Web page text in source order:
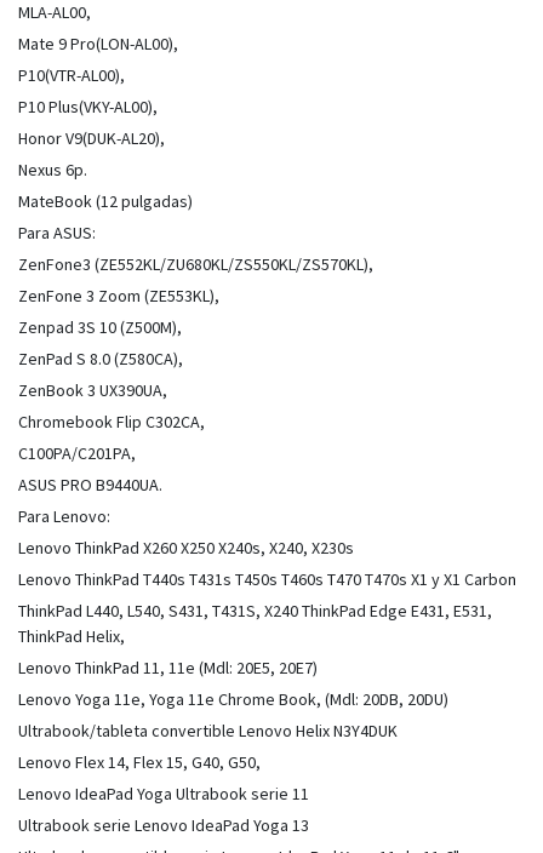
MLA-AL00,
Mate 9 Pro(LON-AL00),
P10(VTR-AL00),
P10 Plus(VKY-AL00),
Honor V9(DUK-AL20),
Nexus 6p.
MateBook (12 pulgadas)
Para ASUS:
ZenFone3 (ZE552KL/ZU680KL/ZS550KL/ZS570KL),
ZenFone 3 Zoom (ZE553KL),
Zenpad 3S 10 (Z500M),
ZenPad S 8.0 (Z580CA),
ZenBook 3 UX390UA,
Chromebook Flip C302CA,
C100PA/C201PA,
ASUS PRO B9440UA.
Para Lenovo:
Lenovo ThinkPad X260 X250 X240s, X240, X230s
Lenovo ThinkPad T440s T431s T450s T460s T470 T470s X1 y X1 Carbon
ThinkPad L440, L540, S431, T431S, X240 ThinkPad Edge E431, E531,
ThinkPad Helix,
Lenovo ThinkPad 11, 11e (Mdl: 20E5, 20E7)
Lenovo Yoga 11e, Yoga 11e Chrome Book, (Mdl: 20DB, 20DU)
Ultrabook/tableta convertible Lenovo Helix N3Y4DUK
Lenovo Flex 14, Flex 15, G40, G50,
Lenovo IdeaPad Yoga Ultrabook serie 11
Ultrabook serie Lenovo IdeaPad Yoga 13